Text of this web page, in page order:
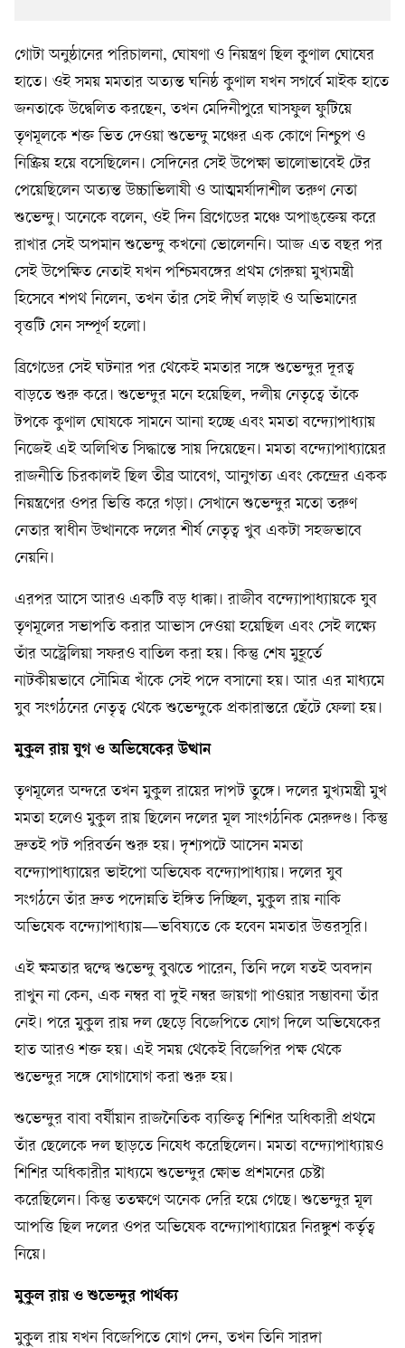
গোটা অনুষ্ঠানের পরিচালনা, ঘোষণা ও নিয়ন্ত্রণ ছিল কুণাল ঘোষের
হাতে। ওই সময় মমতার অত্যন্ত ঘনিষ্ঠ কুণাল যখন সগর্বে মাইক হাতে
জনতাকে উদ্বেলিত করছেন, তখন মেদিনীপুরে ঘাসফুল ফুটিয়ে
তৃণমূলকে শক্ত ভিত দেওয়া শুভেন্দু মঞ্চের এক কোণে নিশ্চুপ ও
নিষ্ক্রিয় হয়ে বসেছিলেন। সেদিনের সেই উপেক্ষা ভালোভাবেই টের
পেয়েছিলেন অত্যন্ত উচ্চাভিলাষী ও আত্মমর্যাদাশীল তরুণ নেতা
শুভেন্দু। অনেকে বলেন, ওই দিন ব্রিগেডের মঞ্চে অপাঙ্‌ক্তেয় করে
রাখার সেই অপমান শুভেন্দু কখনো ভোলেননি। আজ এত বছর পর
সেই উপেক্ষিত নেতাই যখন পশ্চিমবঙ্গের প্রথম গেরুয়া মুখ্যমন্ত্রী
হিসেবে শপথ নিলেন, তখন তাঁর সেই দীর্ঘ লড়াই ও অভিমানের
বৃত্তটি যেন সম্পূর্ণ হলো।
ব্রিগেডের সেই ঘটনার পর থেকেই মমতার সঙ্গে শুভেন্দুর দূরত্ব
বাড়তে শুরু করে। শুভেন্দুর মনে হয়েছিল, দলীয় নেতৃত্বে তাঁকে
টপকে কুণাল ঘোষকে সামনে আনা হচ্ছে এবং মমতা বন্দ্যোপাধ্যায়
নিজেই এই অলিখিত সিদ্ধান্তে সায় দিয়েছেন। মমতা বন্দ্যোপাধ্যায়ের
রাজনীতি চিরকালই ছিল তীব্র আবেগ, আনুগত্য এবং কেন্দ্রের একক
নিয়ন্ত্রণের ওপর ভিত্তি করে গড়া। সেখানে শুভেন্দুর মতো তরুণ
নেতার স্বাধীন উত্থানকে দলের শীর্ষ নেতৃত্ব খুব একটা সহজভাবে
নেয়নি।
এরপর আসে আরও একটি বড় ধাক্কা। রাজীব বন্দ্যোপাধ্যায়কে যুব
তৃণমূলের সভাপতি করার আভাস দেওয়া হয়েছিল এবং সেই লক্ষ্যে
তাঁর অস্ট্রেলিয়া সফরও বাতিল করা হয়। কিন্তু শেষ মুহূর্তে
নাটকীয়ভাবে সৌমিত্র খাঁকে সেই পদে বসানো হয়। আর এর মাধ্যমে
যুব সংগঠনের নেতৃত্ব থেকে শুভেন্দুকে প্রকারান্তরে ছেঁটে ফেলা হয়।
মুকুল রায় যুগ ও অভিষেকের উত্থান
তৃণমূলের অন্দরে তখন মুকুল রায়ের দাপট তুঙ্গে। দলের মুখ্যমন্ত্রী মুখ
মমতা হলেও মুকুল রায় ছিলেন দলের মূল সাংগঠনিক মেরুদণ্ড। কিন্তু
দ্রুতই পট পরিবর্তন শুরু হয়। দৃশ্যপটে আসেন মমতা
বন্দ্যোপাধ্যায়ের ভাইপো অভিষেক বন্দ্যোপাধ্যায়। দলের যুব
সংগঠনে তাঁর দ্রুত পদোন্নতি ইঙ্গিত দিচ্ছিল, মুকুল রায় নাকি
অভিষেক বন্দ্যোপাধ্যায়—ভবিষ্যতে কে হবেন মমতার উত্তরসূরি।
এই ক্ষমতার দ্বন্দ্বে শুভেন্দু বুঝতে পারেন, তিনি দলে যতই অবদান
রাখুন না কেন, এক নম্বর বা দুই নম্বর জায়গা পাওয়ার সম্ভাবনা তাঁর
নেই। পরে মুকুল রায় দল ছেড়ে বিজেপিতে যোগ দিলে অভিষেকের
হাত আরও শক্ত হয়। এই সময় থেকেই বিজেপির পক্ষ থেকে
শুভেন্দুর সঙ্গে যোগাযোগ করা শুরু হয়।
শুভেন্দুর বাবা বর্ষীয়ান রাজনৈতিক ব্যক্তিত্ব শিশির অধিকারী প্রথমে
তাঁর ছেলেকে দল ছাড়তে নিষেধ করেছিলেন। মমতা বন্দ্যোপাধ্যায়ও
শিশির অধিকারীর মাধ্যমে শুভেন্দুর ক্ষোভ প্রশমনের চেষ্টা
করেছিলেন। কিন্তু ততক্ষণে অনেক দেরি হয়ে গেছে। শুভেন্দুর মূল
আপত্তি ছিল দলের ওপর অভিষেক বন্দ্যোপাধ্যায়ের নিরঙ্কুশ কর্তৃত্ব
নিয়ে।
মুকুল রায় ও শুভেন্দুর পার্থক্য
মুকুল রায় যখন বিজেপিতে যোগ দেন, তখন তিনি সারদা